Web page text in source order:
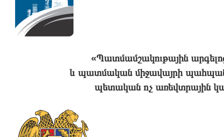
«Պատմամշակութային
և պատմական միջավայրի
պետական ոչ առեվտրային